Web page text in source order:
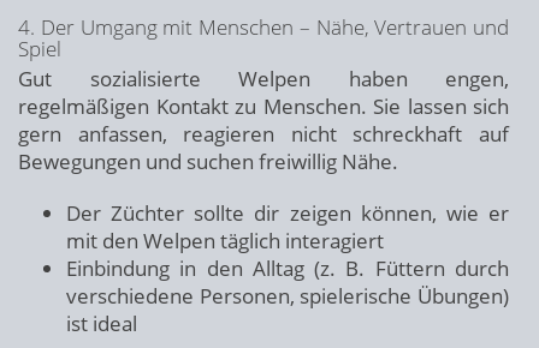
4. Der Umgang mit Menschen – Nähe, Vertrauen und
Spiel
Gut sozialisierte Welpen haben engen,
regelmäßigen Kontakt zu Menschen. Sie lassen sich
gern anfassen, reagieren nicht schreckhaft auf
Bewegungen und suchen freiwillig Nähe.
Der Züchter sollte dir zeigen können, wie er
mit den Welpen täglich interagiert
Einbindung in den Alltag (z. B. Füttern durch
verschiedene Personen, spielerische Übungen)
ist ideal